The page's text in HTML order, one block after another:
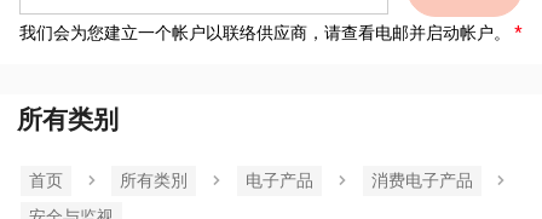
我们会为您建立一个帐户以联络供应商，请查看电邮并启动帐户。
所有类别
首页 所有类別 电子产品
消费电子产品